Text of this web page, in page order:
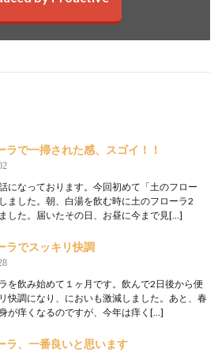
ラで一掃された感、スゴイ！！
になっております。今回初めて「土のフロー
ました。朝、白湯を飲む時に土のフローラ2
した。届いたその日、お昼に今まで見[…]
ラでスッキリ快調
を飲み始めて１ヶ月です。飲んで2日後から便
快調になり、においも激減しました。あと、春
が痒くなるのですが、今年は痒く[…]
ラ、一番良いと思います